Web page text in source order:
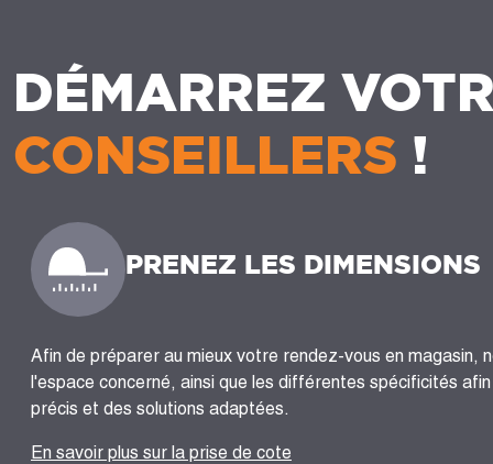
DÉMARREZ
CONSEILLERS !
PRENEZ LES DIMENSIONS
Afin de préparer au mieux votre rendez-vous en magasin,
l'espace concerné, ainsi que les différentes spécificités
précis et des solutions adaptées.
En savoir plus sur la prise de cote